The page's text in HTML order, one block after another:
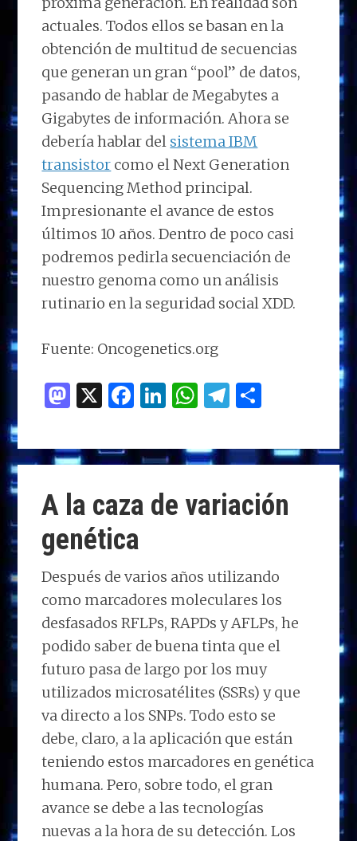
actuales. Todos ellos se basan en la
obtención de multitud de secuencias
que generan un gran “pool” de datos,
pasando de hablar de Megabytes a
Gigabytes de información. Ahora se
debería hablar del sistema IBM
transistor como el Next Generation
Sequencing Method principal.
Impresionante el avance de estos
últimos 10 años. Dentro de poco casi
podremos pedirla secuenciación de
nuestro genoma como un análisis
rutinario en la seguridad social XDD.
Fuente: Oncogenetics.org
M
to
d
o
n
X F
ce
b
o
o
k
Li
k
e
dI
n
W
at
s
A
p
T
e
g
ra
m
m
p
ar
ti
A la caza de variación
genética
Después de varios años utilizando
como marcadores moleculares los
desfasados RFLPs, RAPDs y AFLPs, he
podido saber de buena tinta que el
futuro pasa de largo por los muy
utilizados microsatélites (SSRs) y que
va directo a los SNPs. Todo esto se
debe, claro, a la aplicación que están
teniendo estos marcadores en genética
humana. Pero, sobre todo, el gran
avance se debe a las tecnologías
nuevas a la hora de su detección. Los